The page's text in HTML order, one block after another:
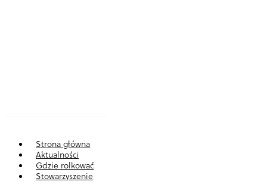
Strona główna
Aktualności
Gdzie rolkować
Stowarzyszenie